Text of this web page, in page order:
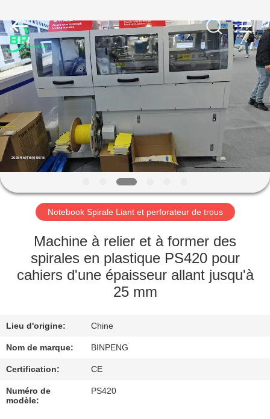
MAISON
PRODUITS
AU
SUJET
DE
NOUS
VISITE
D'USINE
QUALITÉ
CONTACTEZ-
NOUS
CO.,LTD.
All
Rights
Reserved.
Developed
by
ECER
Notebook Spirale Liant et perforateur de trous
Machine à relier et à former des
spirales en plastique PS420 pour
cahiers d'une épaisseur allant jusqu'à
25 mm
Lieu d'origine: Chine
Nom de marque: BINPENG
Certification: CE
Numéro de
modèle:
PS420